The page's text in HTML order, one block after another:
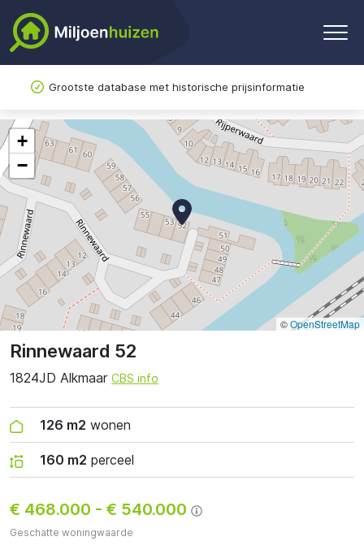
Grootste database met historische prijsinformatie
Rinnewaard 52
1824JD Alkmaar CBS info
126 m2 wonen
160 m2 perceel
€ 468.000 - € 540.000
Geschatte woningwaarde
+
−
©OpenStreetMap